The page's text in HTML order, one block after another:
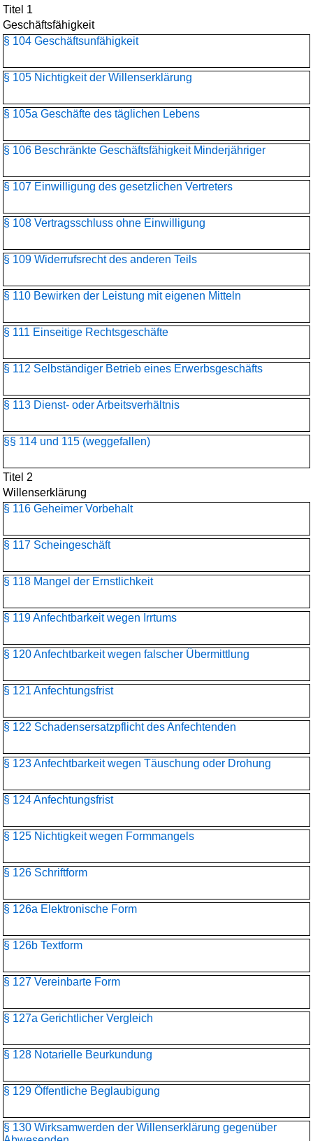
Titel 1
Geschäftsfähigkeit
§ 104 Geschäftsunfähigkeit
§ 105 Nichtigkeit der Willenserklärung
§ 105a Geschäfte des täglichen Lebens
§ 106 Beschränkte Geschäftsfähigkeit Minderjähriger
§ 107 Einwilligung des gesetzlichen Vertreters
§ 108 Vertragsschluss ohne Einwilligung
§ 109 Widerrufsrecht des anderen Teils
§ 110 Bewirken der Leistung mit eigenen Mitteln
§ 111 Einseitige Rechtsgeschäfte
§ 112 Selbständiger Betrieb eines Erwerbsgeschäfts
§ 113 Dienst- oder Arbeitsverhältnis
§§ 114 und 115 (weggefallen)
Titel 2
Willenserklärung
§ 116 Geheimer Vorbehalt
§ 117 Scheingeschäft
§ 118 Mangel der Ernstlichkeit
§ 119 Anfechtbarkeit wegen Irrtums
§ 120 Anfechtbarkeit wegen falscher Übermittlung
§ 121 Anfechtungsfrist
§ 122 Schadensersatzpflicht des Anfechtenden
§ 123 Anfechtbarkeit wegen Täuschung oder Drohung
§ 124 Anfechtungsfrist
§ 125 Nichtigkeit wegen Formmangels
§ 126 Schriftform
§ 126a Elektronische Form
§ 126b Textform
§ 127 Vereinbarte Form
§ 127a Gerichtlicher Vergleich
§ 128 Notarielle Beurkundung
§ 129 Öffentliche Beglaubigung
§ 130 Wirksamwerden der Willenserklärung gegenüber